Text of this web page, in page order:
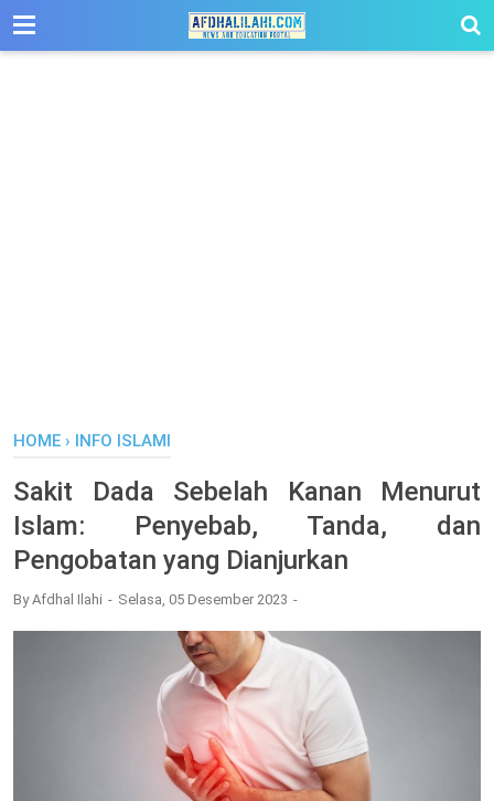
-->
HOME › INFO ISLAMI
Sakit Dada Sebelah Kanan Menurut
Islam: Penyebab, Tanda, dan
Pengobatan yang Dianjurkan
ByAfdhal Ilahi Selasa, 05 Desember 2023